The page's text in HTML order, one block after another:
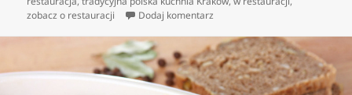
zobacz o restauracji
Dodaj komentarz